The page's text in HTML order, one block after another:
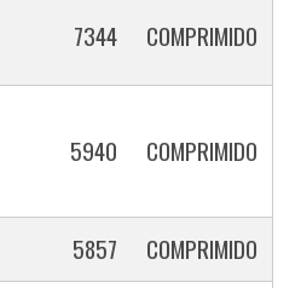
7344 COMPRIMIDO
5940 COMPRIMIDO
5857
COMPRIMIDO